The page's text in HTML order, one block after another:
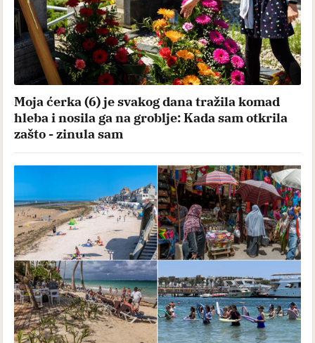
Moja ćerka (6) je svakog dana tražila komad
hleba i nosila ga na groblje: Kada sam otkrila
zašto - zinula sam